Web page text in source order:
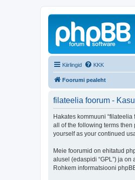
Kiirlingid KKK
Foorumi pealeht
filateelia foorum -
Hakates kommuuni
all of the following terms then
yourself as your continued
Meie foorumid on ehitatud
alusel (edaspidi “GPL”) ja on
Rohkem informatsiooni